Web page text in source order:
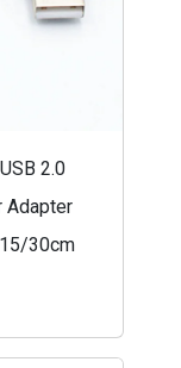
2.0
Adapter
30cm